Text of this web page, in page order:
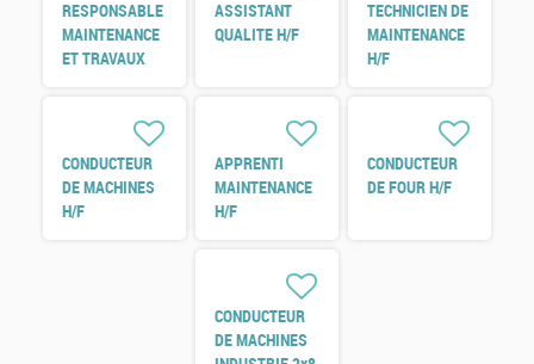
RESPONSABLE
MAINTENANCE
ET TRAVAUX
ASSISTANT
QUALITE H/F
TECHNICIEN DE
MAINTENANCE
H/F
CONDUCTEUR
DE MACHINES
H/F
APPRENTI
MAINTENANCE
H/F
CONDUCTEUR
DE FOUR H/F
CONDUCTEUR
DE MACHINES